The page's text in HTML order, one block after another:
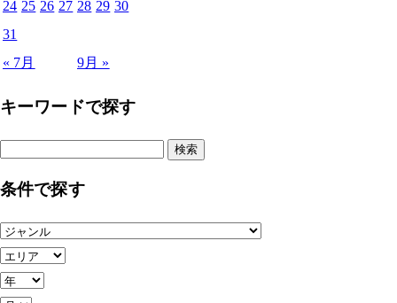
« 7月 9月 »
24 25 26 27 28 29 30
31
キーワードで探す
条件で探す